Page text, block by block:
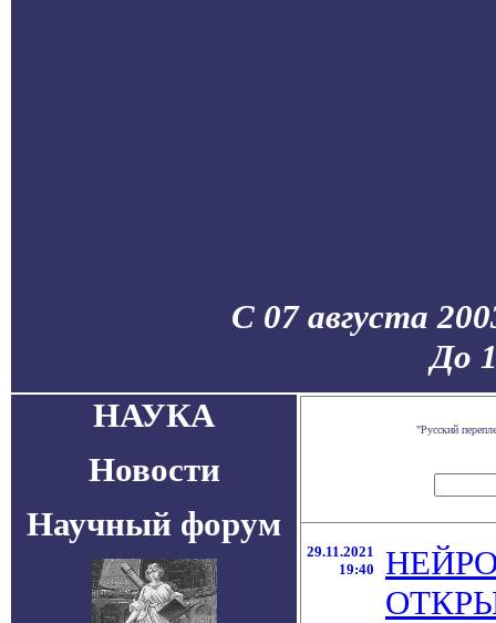
С 07 августа
До
НАУКА
Новости
Научный форум
"Русский
29.11.2021
19:40